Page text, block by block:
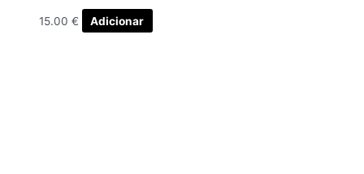
15.00 € Adicionar